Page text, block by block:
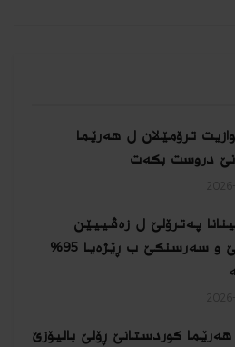
ترۆمێلان ل هەرێما
دروست بكەت
په‌ترۆلێ ل زه‌ڤییێن
ئەترووشێ و سەرسنكێ ب ڕێژەیا 95%
کوردستانێ ڕۆلێ بالیۆزێ